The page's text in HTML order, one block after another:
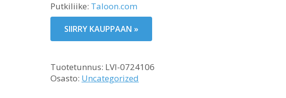
Putkiliike: Taloon.com
SIIRRY KAUPPAAN »
Tuotetunnus: LVI-0724106
Osasto: Uncategorized